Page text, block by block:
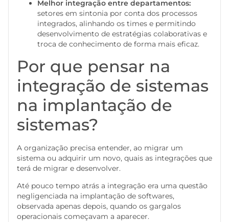
Melhor integração entre departamentos:
setores em sintonia por conta dos processos
integrados, alinhando os times e permitindo
desenvolvimento de estratégias colaborativas e
troca de conhecimento de forma mais eficaz.
Por que pensar na
integração de sistemas
na implantação de
sistemas?
A organização precisa entender, ao migrar um
sistema ou adquirir um novo, quais as integrações que
terá de migrar e desenvolver.
Até pouco tempo atrás a integração era uma questão
negligenciada na implantação de softwares,
observada apenas depois, quando os gargalos
operacionais começavam a aparecer.